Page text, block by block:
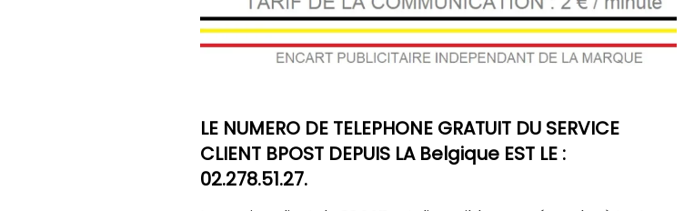
LE NUMERO DE TELEPHONE GRATUIT DU SERVICE
CLIENT BPOST DEPUIS LA Belgique EST LE :
02.278.51.27.